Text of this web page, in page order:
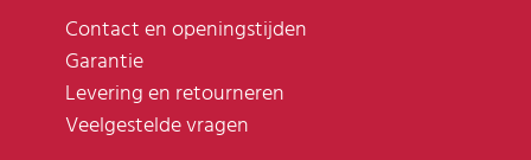
Contact en openingstijden
Garantie
Levering en retourneren
Veelgestelde vragen